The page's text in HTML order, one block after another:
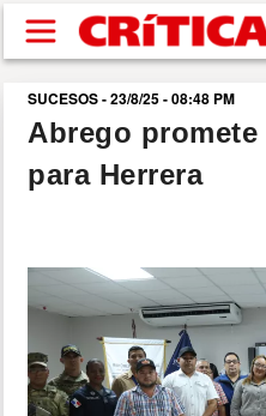
Pasar al contenido principal
buscar
SUCESOS
POLÍTICA
SHOW
SUCESOS - 23/8/25 - 08:48 PM
Abrego
para Herrera